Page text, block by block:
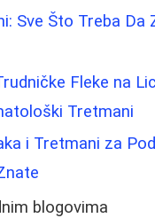
Sve Što Treba Da
Fleke na
Tretmani
i Tretmani za
blogovima